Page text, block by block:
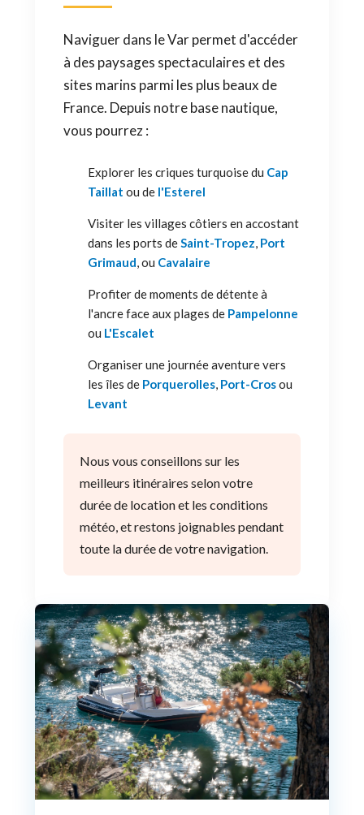
Naviguer dans le Var permet d'accéder
à des paysages spectaculaires et des
sites marins parmi les plus beaux de
France. Depuis notre base nautique,
vous pourrez :
Explorer les criques turquoise du Cap
Taillat ou de l'Esterel
Visiter les villages côtiers en accostant
dans les ports deSaint-Tropez, Port
Grimaud, ou Cavalaire
Profiter de moments de détente à
l'ancre face aux plages de Pampelonne
ou L'Escalet
Organiser une journée aventure vers
les îles de Porquerolles, Port-Crosou
Levant
Nous vous conseillons sur les
meilleurs itinéraires selon votre
durée de location et les conditions
météo, et restons joignables pendant
toute la durée de votre navigation.